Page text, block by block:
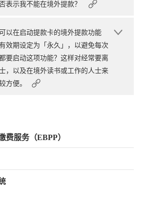
表示我不能在境外提款？
以在启动提款卡的境外提款功能
效期设定为「永久」，以避免每次
要启动这项功能？这样对经常要离
，以及在境外读书或工作的人士来
方便。
费服务（EBPP）